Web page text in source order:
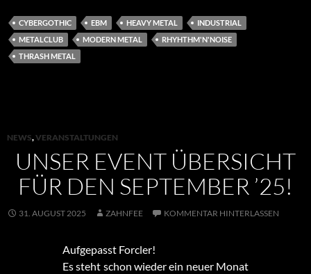
CYBERGOTHIC EBM HEAVY METAL
INDUSTRIAL
METALCLUB
MODERN METAL
RHYHTHM'N'NOISE
THRASH METAL
NEWS,VERANSTALTUNGEN
UNSER EVENT ÜBERSICHT
FÜR DEN SEPTEMBER ’25!
31. AUGUST 2025 ZAHNFEE KOMMENTAR HINTERLASSEN
Aufgepasst Forcler!
Es steht schon wieder ein neuer Monat